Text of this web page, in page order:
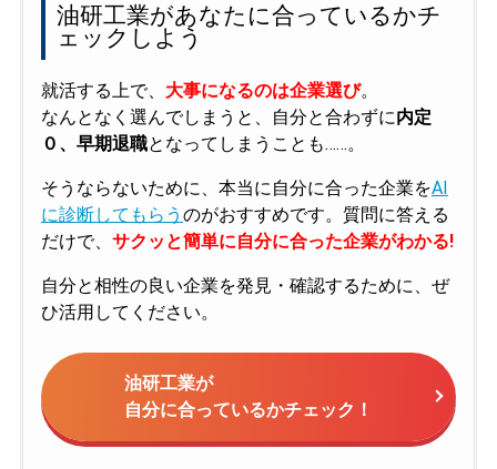
油研工業があなたに合っているかチ
ェックしよう
就活する上で、 大事になるのは企業選び。
なんとなく選んでしまうと、自分と合わずに内定
０、早期退職となってしまうことも……。
そうならないために、本当に自分に合った企業をAI
に診断してもらう のがおすすめです。質問に答える
だけで、 サクッと簡単に自分に合った企業がわかる!
自分と相性の良い企業を発見・確認するために、ぜ
ひ活用してください。
油研工業が
自分に合っているかチェック！